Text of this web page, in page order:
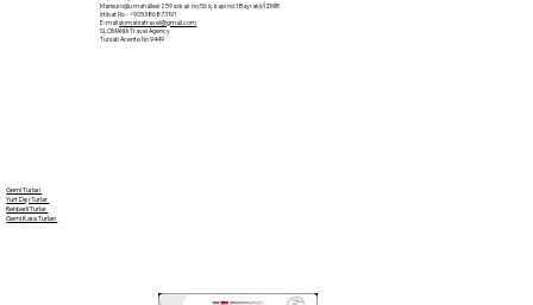
Gemi Turları
Yurt Dışı Turlar
Rehberli Turlar
Gemi Kara Turları
Mansuroğlu mahallesi 259 sokak no:56 iç kapı no:1 Bayraklı/İZMİR
İrtibat No - +905386873191
E-mailslomaniatravel@gmail.com
SLOMANIA Travel Agency
Tursab Acente No 9449